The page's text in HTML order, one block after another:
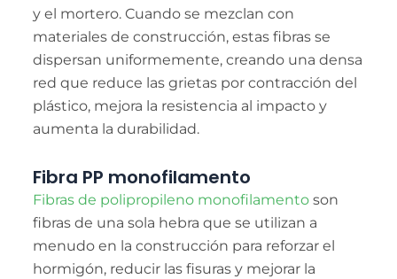
y el mortero. Cuando se mezclan con
materiales de construcción, estas fibras se
dispersan uniformemente, creando una densa
red que reduce las grietas por contracción del
plástico, mejora la resistencia al impacto y
aumenta la durabilidad.
Fibra PP monofilamento
Fibras de polipropileno monofilamentoson
fibras de una sola hebra que se utilizan a
menudo en la construcción para reforzar el
hormigón, reducir las fisuras y mejorar la